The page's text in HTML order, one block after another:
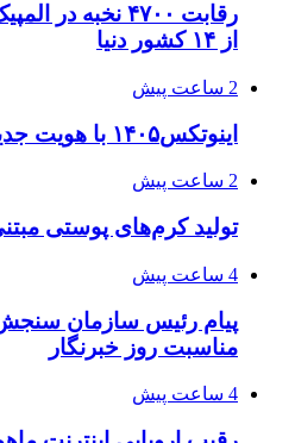
از ۱۴ کشور دنیا
2 ساعت پیش
اینوتکس۱۴۰۵ با هویت جدید برگزار می‌شود
2 ساعت پیش
تولید کرم‌های پوستی
4 ساعت پیش
پیام رئیس سازمان
مناسبت روز خبرنگار
4 ساعت پیش